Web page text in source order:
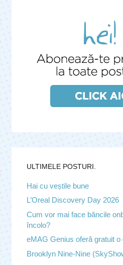
ULTIMELE POSTURI.
Hai cu veștile bune
L’Oreal Discovery Day 2026
Cum vor mai face băncile
încolo?
eMAG Genius oferă gratuit
Brooklyn Nine-Nine